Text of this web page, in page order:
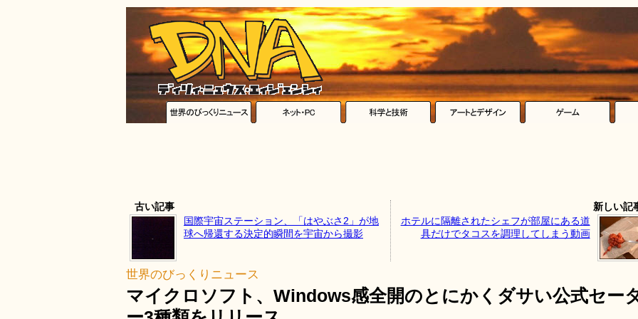
古い記事
国際宇宙ステーション、「はやぶさ2」が地
球へ帰還する決定的瞬間を宇宙から撮影
新しい記
ホテルに隔離されたシェフが部屋にある道
具だけでタコスを調理してしまう動画
世界のびっくりニュース
マイクロソフト、Windows感全開のとにかくダサい公式セー